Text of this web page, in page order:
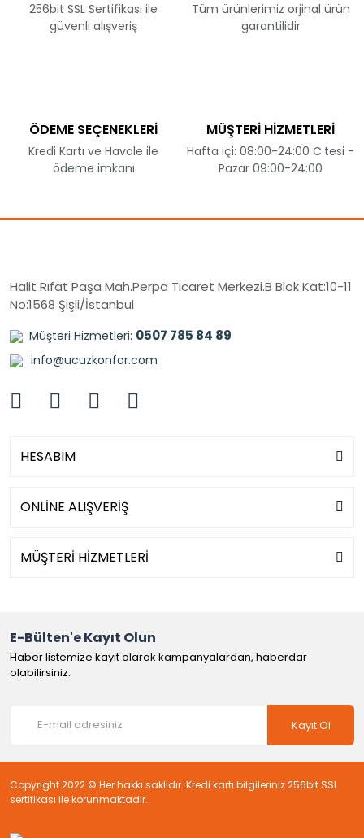
256bit SSL Sertifikası ile
güvenli alışveriş
Tüm ürünlerimiz orjinal ürün
garantilidir
ÖDEME SEÇENEKLERİ
Kredi Kartı ve Havale ile
ödeme imkanı
MÜŞTERİ HİZMETLERİ
Hafta içi: 08:00-24:00 C.tesi -
Pazar 09:00-24:00
Halit Rıfat Paşa Mah.Perpa Ticaret Merkezi.B Blok Kat:10-11
No:1568 Şişli/İstanbul
Müşteri Hizmetleri: 0507 785 84 89
info@ucuzkonfor.com
HESABIM
ONLİNE ALIŞVERİŞ
MÜŞTERİ HİZMETLERİ
E-Bülten'e Kayıt Olun
Haber listemize kayıt olarak kampanyalardan, haberdar
olabilirsiniz.
Kayıt Ol
Copyright 2022 © Her hakkı saklıdır. Kredi kartı bilgileriniz 256bit SSL
sertifikası ile korunmaktadır.